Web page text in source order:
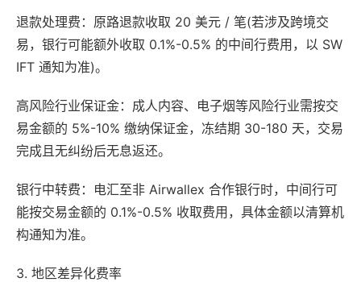
退款处理费：原路退款收取 20 美元 / 笔(若涉及跨境交
易，银行可能额外收取 0.1%-0.5% 的中间行费用，以 SW
IFT 通知为准)。
高风险行业保证金：成人内容、电子烟等风险行业需按交
易金额的 5%-10% 缴纳保证金，冻结期 30-180 天，交易
完成且无纠纷后无息返还。
银行中转费：电汇至非 Airwallex 合作银行时，中间行可
能按交易金额的 0.1%-0.5% 收取费用，具体金额以清算机
构通知为准。
3. 地区差异化费率